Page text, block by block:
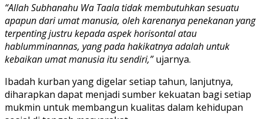
“Allah Subhanahu Wa Taala tidak membutuhkan sesuatu
apapun dari umat manusia, oleh karenanya penekanan yang
terpenting justru kepada aspek horisontal atau
hablumminannas, yang pada hakikatnya adalah untuk
kebaikan umat manusia itu sendiri,”ujarnya.
Ibadah kurban yang digelar setiap tahun, lanjutnya,
diharapkan dapat menjadi sumber kekuatan bagi setiap
mukmin untuk membangun kualitas dalam kehidupan